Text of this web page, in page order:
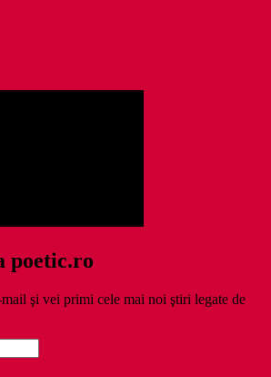
poetic.ro
mail şi vei primi cele mai noi ştiri legate de